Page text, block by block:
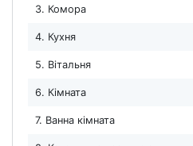
3. Комора
4. Кухня
5. Вітальня
6. Кімната
7. Ванна кімната